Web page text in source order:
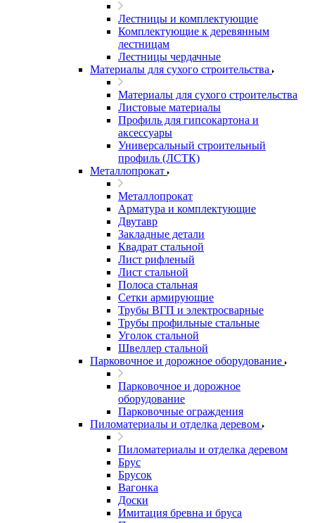
Лестницы и комплектующие
Комплектующие к деревянным
лестницам
Лестницы чердачные
Материалы для сухого строительства
Материалы для сухого строительства
Листовые материалы
Профиль для гипсокартона и
аксессуары
Универсальный строительный
профиль (ЛСТК)
Металлопрокат
Металлопрокат
Арматура и комплектующие
Двутавр
Закладные детали
Квадрат стальной
Лист рифленый
Лист стальной
Полоса стальная
Сетки армирующие
Трубы ВГП и электросварные
Трубы профильные стальные
Уголок стальной
Швеллер стальной
Парковочное и дорожное оборудование
Парковочное и дорожное
оборудование
Парковочные ограждения
Пиломатериалы и отделка деревом
Пиломатериалы и отделка деревом
Брус
Брусок
Вагонка
Доски
Имитация бревна и бруса